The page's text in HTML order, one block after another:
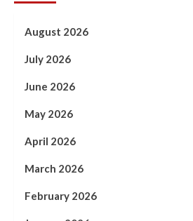
August 2026
July 2026
June 2026
May 2026
April 2026
March 2026
February 2026